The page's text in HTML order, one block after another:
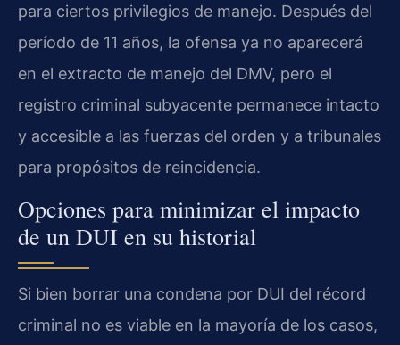
para ciertos privilegios de manejo. Después del
período de 11 años, la ofensa ya no aparecerá
en el extracto de manejo del DMV, pero el
registro criminal subyacente permanece intacto
y accesible a las fuerzas del orden y a tribunales
para propósitos de reincidencia.
Opciones para minimizar el impacto
de un DUI en su historial
Si bien borrar una condena por DUI del récord
criminal no es viable en la mayoría de los casos,